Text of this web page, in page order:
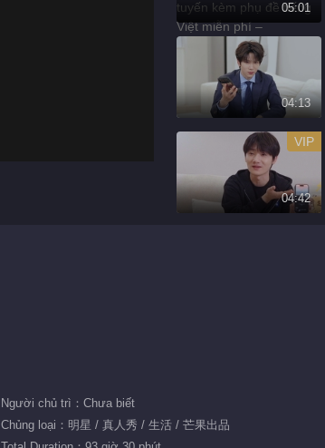
05:01
04:13
04:42
VIP
Người chủ trì：Chưa biết
Chủng loại：明星 / 真人秀 / 生活 / 芒果出品